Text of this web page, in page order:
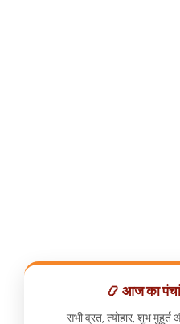
📿 आज का
सभी व्रत, त्योहार, शुभ